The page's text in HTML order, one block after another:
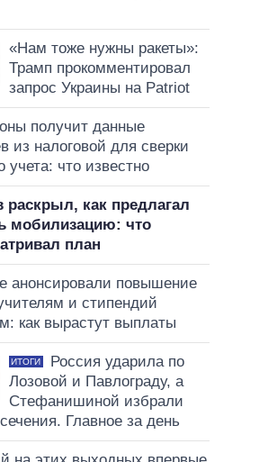
«Нам тоже нужны ракеты»:
Трамп прокомментировал
запрос Украины на Patriot
получит данные
из налоговой для сверки
учета: что известно
как предлагал
мобилизацию: что
план
анонсировали повышение
и стипендий
как вырастут выплаты
ИТОГИ
Россия ударила по
Лозовой и Павлограду, а
Стефанишиной избрали
Главное за день